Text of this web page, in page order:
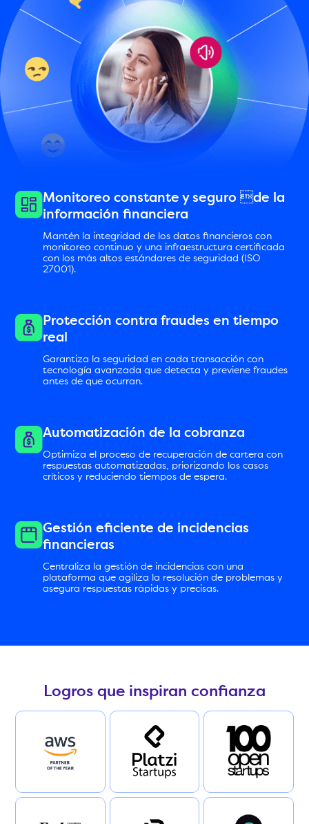
Monitoreo constante y seguro de la
información financiera
Mantén la integridad de los datos financieros con
monitoreo continuo y una infraestructura certificada
con los más altos estándares de seguridad (ISO
27001).
Protección contra fraudes en tiempo
real
Garantiza la seguridad en cada transacción con
tecnología avanzada que detecta y previene fraudes
antes de que ocurran.
Automatización de la cobranza
Optimiza el proceso de recuperación de cartera con
respuestas automatizadas, priorizando los casos
críticos y reduciendo tiempos de espera.
Gestión eficiente de incidencias
financieras
Centraliza la gestión de incidencias con una
plataforma que agiliza la resolución de problemas y
asegura respuestas rápidas y precisas.
Logros que inspiran confianza